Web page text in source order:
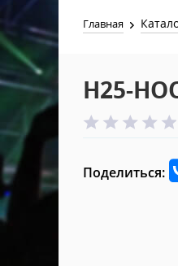
Главная
H25-
Поделиться: